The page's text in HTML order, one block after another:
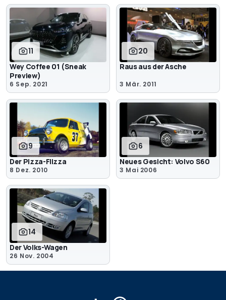
11
Wey Coffee 01 (Sneak
Preview)
6 Sep. 2021
20
Raus aus der Asche
3 Mär. 2011
9
Der Pizza-Flizza
8 Dez. 2010
6
Neues Gesicht: Volvo S60
3 Mai 2006
14
Der Volks-Wagen
26 Nov. 2004